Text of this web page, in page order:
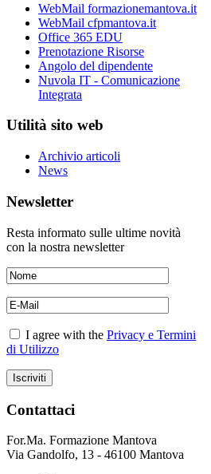
WebMail formazionemantova.it
WebMail cfpmantova.it
Office 365 EDU
Prenotazione Risorse
Angolo del dipendente
Nuvola IT - Comunicazione
Integrata
Utilità sito web
Archivio articoli
News
Newsletter
Resta informato sulle ultime novità
con la nostra newsletter
I agree with the Privacy e Termini
di Utilizzo
Contattaci
For.Ma. Formazione Mantova
Via Gandolfo, 13 - 46100 Mantova